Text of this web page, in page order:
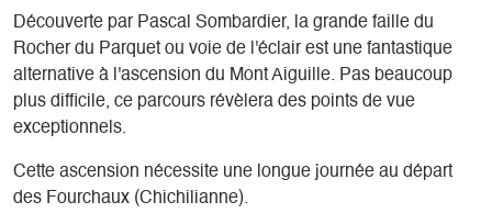
Découverte par Pascal Sombardier, la grande faille du
Rocher du Parquet ou voie de l'éclair est une fantastique
alternative à l'ascension du Mont Aiguille. Pas beaucoup
plus difficile, ce parcours révèlera des points de vue
exceptionnels.
Cette ascension nécessite une longue journée au départ
des Fourchaux (Chichilianne).